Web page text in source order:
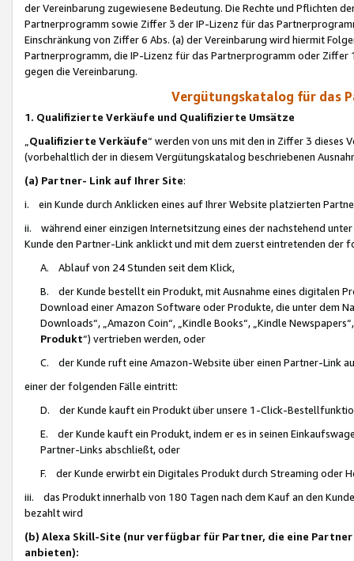
der Vereinbarung zugewiesene Bedeutung. Die Rechte und Pflichten
Partnerprogramm sowie Ziffer 3 der IP-Lizenz für das
Einschränkung von Ziffer 6 Abs. (a) der Vereinbarung wird hiermit
Partnerprogramm, die IP-Lizenz für das Partnerprogramm oder
gegen die Vereinbarung.
Vergütungskatalog für das
1. Qualifizierte Verkäufe und Qualifizierte Umsätze
Qualifizierte Verkäufe“ werden von uns mit den in Ziffer 3
(vorbehaltlich der in diesem Vergütungskatalog beschriebenen
(a) Partner- Link auf Ihrer Site:
i. ein Kunde durch Anklicken eines auf Ihrer Website platzierten
ii. während einer einzigen Internetsitzung eines der nachstehend
Kunde den Partner-Link anklickt und mit dem zuerst eintretenden der
A. Ablauf von 24 Stunden seit dem Klick,
B. der Kunde bestellt ein Produkt, mit Ausnahme eines digitalen
Download einer Amazon Software oder Produkte, die unter dem
Downloads“, „Amazon Coin“, „Kindle Books“, „Kindle
Produkt“) vertrieben werden, oder
C. der Kunde ruft eine Amazon-Website über einen Partner-Link
einer der folgenden Fälle eintritt:
D. der Kunde kauft ein Produkt über unsere 1-Click-
E. der Kunde kauft ein Produkt, indem er es in seinen
Partner-Links abschließt, oder
F. der Kunde erwirbt ein Digitales Produkt durch Streaming oder
iii. das Produkt innerhalb von 180 Tagen nach dem Kauf an den
bezahlt wird
(b) Alexa Skill-Site (nur verfügbar für Partner, die eine
anbieten):